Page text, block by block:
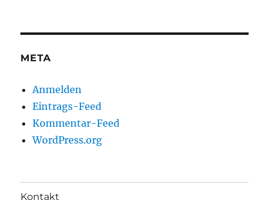
META
Anmelden
Eintrags-Feed
Kommentar-Feed
WordPress.org
Kontakt